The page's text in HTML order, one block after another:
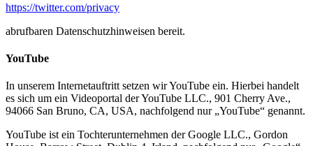
https://twitter.com/privacy
abrufbaren Datenschutzhinweisen bereit.
YouTube
In unserem Internetauftritt setzen wir YouTube ein. Hierbei handelt
es sich um ein Videoportal der YouTube LLC., 901 Cherry Ave.,
94066 San Bruno, CA, USA, nachfolgend nur „YouTube“ genannt.
YouTube ist ein Tochterunternehmen der Google LLC., Gordon